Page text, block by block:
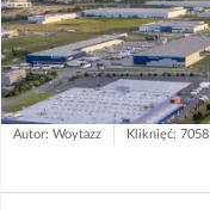
Autor: Woytazz Kliknięć: 7058